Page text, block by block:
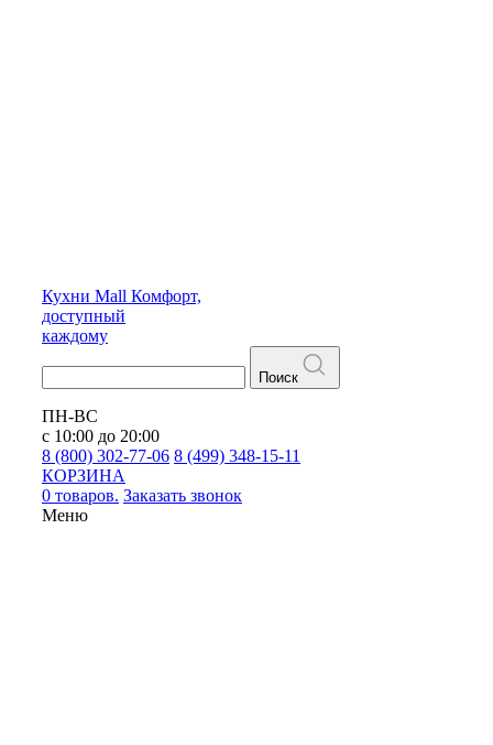
Кухни Mall Комфорт,
доступный
каждому
Поиск
ПН-ВС
с 10:00 до 20:00
8 (800) 302-77-06 8 (499) 348-15-11
КОРЗИНА
0 товаров. Заказать звонок
Меню